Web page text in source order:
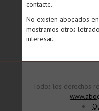
contacto.
No existen abogados
mostramos otros
interesar.
Todos los derechos